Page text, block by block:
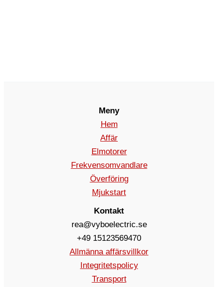
Meny
Hem
Affär
Elmotorer
Frekvensomvandlare
Överföring
Mjukstart
Kontakt
rea@vyboelectric.se
+49 15123569470
Allmänna affärsvillkor
Integritetspolicy
Transport